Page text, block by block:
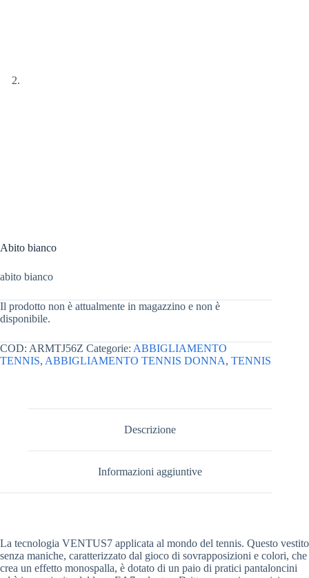
Abito bianco
abito bianco
Il prodotto non è attualmente in magazzino e non è
disponibile.
COD: ARMTJ56Z Categorie: ABBIGLIAMENTO
TENNIS, ABBIGLIAMENTO TENNIS DONNA, TENNIS
Descrizione
Informazioni aggiuntive
La tecnologia VENTUS7 applicata al mondo del tennis. Questo vestito
senza maniche, caratterizzato dal gioco di sovrapposizioni e colori, che
crea un effetto monospalla, è dotato di un paio di pratici pantaloncini